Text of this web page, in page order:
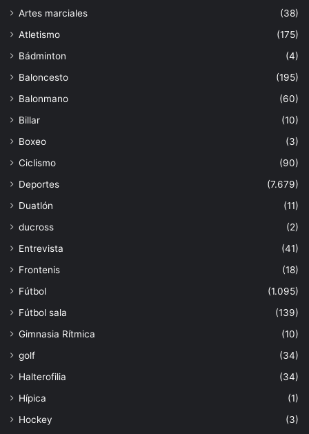
Artes marciales
(38)
Atletismo
(175)
Bádminton
(4)
Baloncesto
(195)
Balonmano
(60)
Billar
(10)
Boxeo
(3)
Ciclismo
(90)
Deportes
(7.679)
Duatlón
(11)
ducross
(2)
Entrevista
(41)
Frontenis
(18)
Fútbol
(1.095)
Fútbol sala
(139)
Gimnasia Rítmica
(10)
golf
(34)
Halterofilia
(34)
Hípica
(1)
Hockey
(3)